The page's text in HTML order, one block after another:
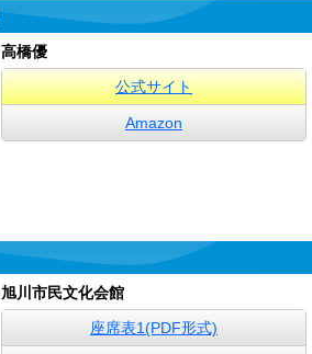
高橋優
公式サイト
Amazon
旭川市民文化会館
座席表1(PDF形式)